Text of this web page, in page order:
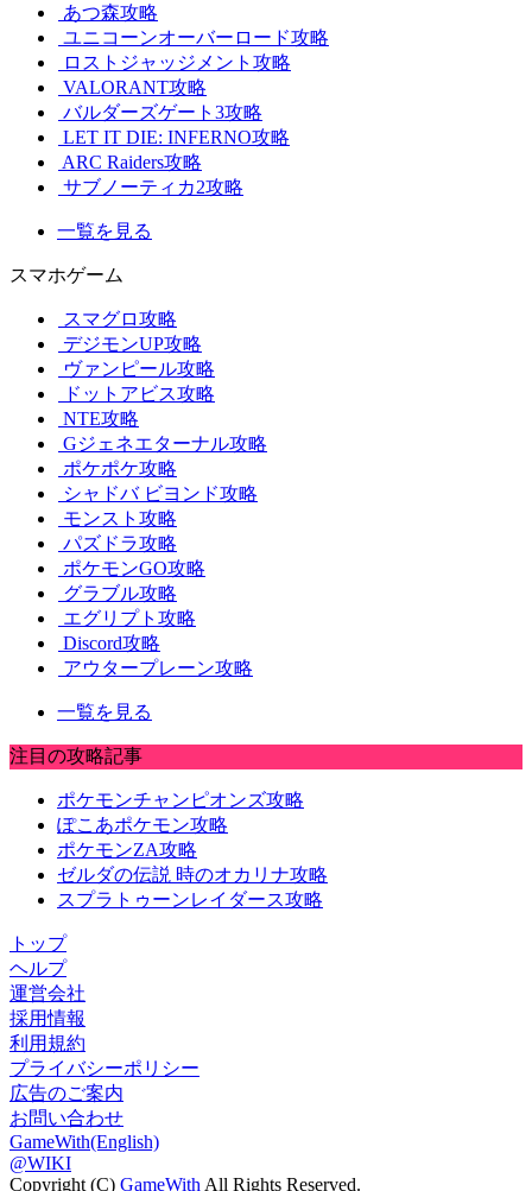
あつ森攻略
ユニコーンオーバーロード攻略
ロストジャッジメント攻略
VALORANT攻略
バルダーズゲート3攻略
LET IT DIE: INFERNO攻略
ARC Raiders攻略
サブノーティカ2攻略
一覧を見る
スマホゲーム
スマグロ攻略
デジモンUP攻略
ヴァンピール攻略
ドットアビス攻略
NTE攻略
Gジェネエターナル攻略
ポケポケ攻略
シャドバ ビヨンド攻略
モンスト攻略
パズドラ攻略
ポケモンGO攻略
グラブル攻略
エグリプト攻略
Discord攻略
アウタープレーン攻略
一覧を見る
注目の攻略記事
ポケモンチャンピオンズ攻略
ぽこあポケモン攻略
ポケモンZA攻略
ゼルダの伝説 時のオカリナ攻略
スプラトゥーンレイダース攻略
トップ
ヘルプ
運営会社
採用情報
利用規約
プライバシーポリシー
広告のご案内
お問い合わせ
GameWith(English)
@WIKI
Copyright (C) GameWith All Rights Reserved.